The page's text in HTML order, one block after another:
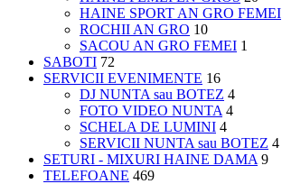
HAINE SPORT AN GRO FEMEI
ROCHII AN GRO 10
SACOU AN GRO FEMEI 1
SABOTI 72
SERVICII EVENIMENTE 16
DJ NUNTA sau BOTEZ 4
FOTO VIDEO NUNTA 4
SCHELA DE LUMINI 4
SERVICII NUNTA sau BOTEZ 4
SETURI - MIXURI HAINE DAMA 9
TELEFOANE 469